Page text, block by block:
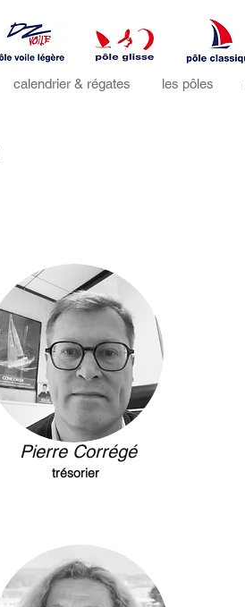
calendrier & régates les pôles
Pierre Corrégé
trésorier